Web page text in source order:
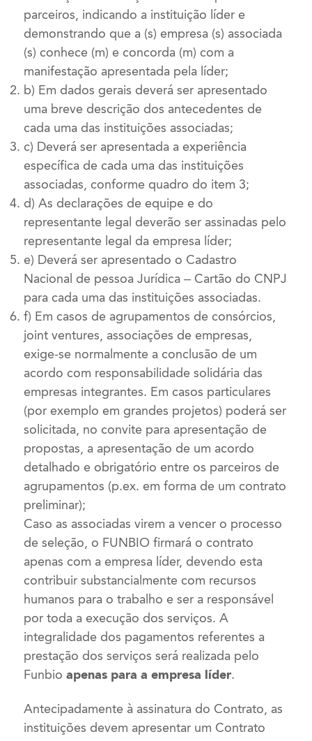
parceiros, indicando a instituição líder e
demonstrando que a (s) empresa (s) associada
(s) conhece (m) e concorda (m) com a
manifestação apresentada pela líder;
b) Em dados gerais deverá ser apresentado
uma breve descrição dos antecedentes de
cada uma das instituições associadas;
c) Deverá ser apresentada a experiência
específica de cada uma das instituições
associadas, conforme quadro do item 3;
d) As declarações de equipe e do
representante legal deverão ser assinadas pelo
representante legal da empresa líder;
e) Deverá ser apresentado o Cadastro
Nacional de pessoa Jurídica – Cartão do CNPJ
para cada uma das instituições associadas.
f) Em casos de agrupamentos de consórcios,
joint ventures, associações de empresas,
exige-se normalmente a conclusão de um
acordo com responsabilidade solidária das
empresas integrantes. Em casos particulares
(por exemplo em grandes projetos) poderá ser
solicitada, no convite para apresentação de
propostas, a apresentação de um acordo
detalhado e obrigatório entre os parceiros de
agrupamentos (p.ex. em forma de um contrato
preliminar);
Caso as associadas virem a vencer o processo
de seleção, o FUNBIO firmará o contrato
apenas com a empresa líder, devendo esta
contribuir substancialmente com recursos
humanos para o trabalho e ser a responsável
por toda a execução dos serviços. A
integralidade dos pagamentos referentes a
prestação dos serviços será realizada pelo
Funbioapenas para a empresa líder.
Antecipadamente à assinatura do Contrato, as
instituições devem apresentar um Contrato